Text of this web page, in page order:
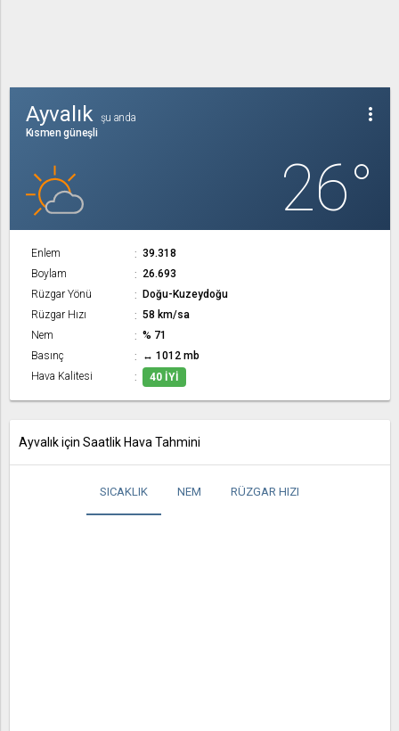
more_vert
Ayvalık
şu anda
Kısmen güneşli
26°
Enlem
39.318
Boylam
26.693
Rüzgar Yönü
Doğu-Kuzeydoğu
Rüzgar Hızı
58 km/sa
Nem
% 71
Basınç
↔ 1012 mb
Hava Kalitesi
40 İYI
Ayvalık için Saatlik Hava Tahmini
SICAKLIK NEM RÜZGAR HIZI